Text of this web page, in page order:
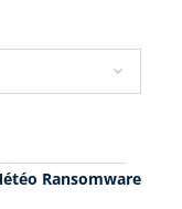
Ransomware